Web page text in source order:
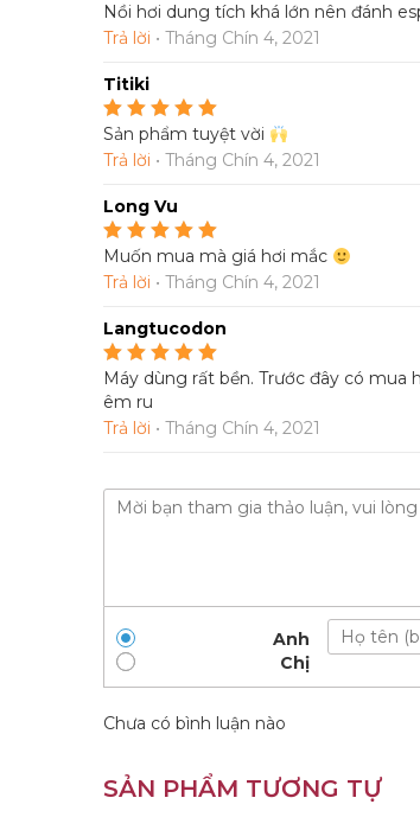
Được xếp hạng55
sao
Nồi hơi dung tích khá lớn nên đánh
Trả lời • Tháng Chín 4, 2021
Titiki
Được xếp hạng55
sao
Sản phẩm tuyệt vời
Trả lời • Tháng Chín 4, 2021
Long Vu
Được xếp hạng
45 sao
Muốn mua mà giá hơi mắc
Trả lời • Tháng Chín 4, 2021
Langtucodon
Được xếp hạng 55
sao
Máy dùng rất bền. Trước đây có
êm ru
Trả lời • Tháng Chín 4, 2021
Anh
Chị
Chưa có bình luận nào
SẢN PHẨM TƯƠNG TỰ